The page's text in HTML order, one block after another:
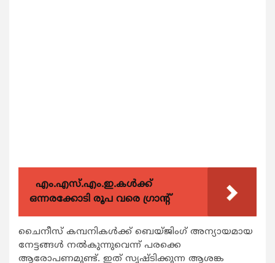
എം.എസ്.എം.ഇ.കൾക്ക്
ഒന്നരക്കോടി രൂപ വരെ ഗ്രാന്റ്
ചൈനീസ് കമ്പനികള്‍ക്ക് ബെയ്ജിംഗ് അന്യായമായ
നേട്ടങ്ങള്‍ നല്‍കുന്നുവെന്ന് പരക്കെ
ആരോപണമുണ്ട്. ഇത് സൃഷ്ടിക്കുന്ന ആശങ്ക